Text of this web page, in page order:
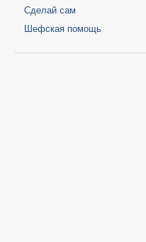
Сделай сам
Шефская помощь